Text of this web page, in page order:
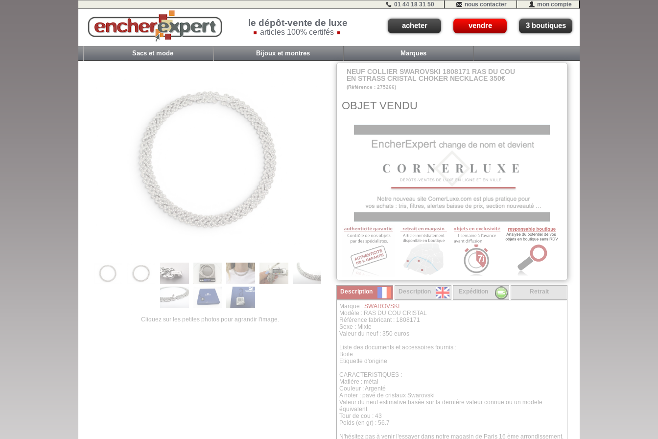
01 44 18 31 50 nous contacter mon compte
le dépôt-vente de luxe
articles 100% certifés
acheter vendre 3 boutiques
Sacs et mode Bijoux et montres Marques
Cliquez sur les petites photos pour agrandir l'image.
NEUF COLLIER SWAROVSKI 1808171 RAS DU COU
EN STRASS CRISTAL CHOKER NECKLACE 350€
(Référence : 275266)
OBJET VENDU
Description Description Expédition Retrait
Marque : SWAROVSKI
Modèle : RAS DU COU CRISTAL
Référence fabricant : 1808171
Sexe : Mixte
Valeur du neuf : 350 euros
Liste des documents et accessoires fournis :
Boite
Etiquette d'origine
CARACTERISTIQUES :
Matière : métal
Couleur : Argenté
A noter : pavé de cristaux Swarovski
Valeur du neuf estimative basée sur la dernière valeur connue ou un modele
équivalent
Tour de cou : 43
Poids (en gr) : 56.7
N'hésitez pas à venir l'essayer dans notre magasin de Paris 16 ème arrondissement.